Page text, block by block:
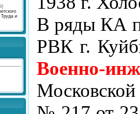
Труда и
В ряды КА
РВК г.
Военно-